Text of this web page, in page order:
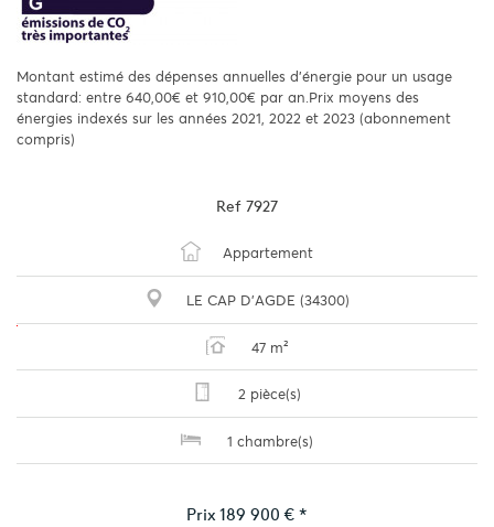
Montant estimé des dépenses annuelles d'énergie pour un usage
standard: entre 640,00€ et 910,00€ par an.Prix moyens des
énergies indexés sur les années 2021, 2022 et 2023 (abonnement
compris)
Ref 7927
Appartement
LE CAP D'AGDE (34300)
47 m²
2 pièce(s)
1 chambre(s)
Prix189 900 € *